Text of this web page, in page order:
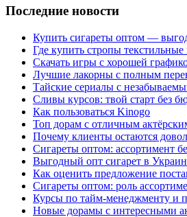
Последние новости
Купить сигареты оптом —
Где купить стропы
Скачать игры с хорошей
Лучшие лакорны с полным
Тайские сериалы с
Сливы курсов: твой старт без
Как пользоваться Kinogo
Топ дорам с отличным
Почему клиенты остаются
Сигареты оптом: ассортимент
Выгодный опт сигарет в
Как оценить предложение
Сигареты оптом: роль
Курсы по тайм-менеджменту и
Новые дорамы с интересными